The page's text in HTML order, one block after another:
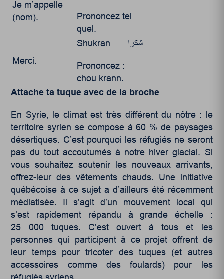
Je m’appelle
(nom).
Prononcez tel
quel.
Merci.
Shukran شكرا
Prononcez :
chou krann.
Attache ta tuque avec de la broche
En Syrie, le climat est très différent du nôtre : le
territoire syrien se compose à 60 % de paysages
désertiques. C’est pourquoi les réfugiés ne seront
pas du tout accoutumés à notre hiver glacial. Si
vous souhaitez soutenir les nouveaux arrivants,
offrez-leur des vêtements chauds. Une initiative
québécoise à ce sujet a d’ailleurs été récemment
médiatisée. Il s’agit d’un mouvement local qui
s’est rapidement répandu à grande échelle :
25 000 tuques. C’est ouvert à tous et les
personnes qui participent à ce projet offrent de
leur temps pour tricoter des tuques (et autres
accessoires comme des foulards) pour les